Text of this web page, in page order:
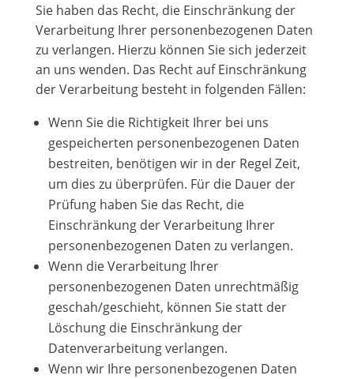
Sie haben das Recht, die Einschränkung der
Verarbeitung Ihrer personenbezogenen Daten
zu verlangen. Hierzu können Sie sich jederzeit
an uns wenden. Das Recht auf Einschränkung
der Verarbeitung besteht in folgenden Fällen:
Wenn Sie die Richtigkeit Ihrer bei uns
gespeicherten personenbezogenen Daten
bestreiten, benötigen wir in der Regel Zeit,
um dies zu überprüfen. Für die Dauer der
Prüfung haben Sie das Recht, die
Einschränkung der Verarbeitung Ihrer
personenbezogenen Daten zu verlangen.
Wenn die Verarbeitung Ihrer
personenbezogenen Daten unrechtmäßig
geschah/geschieht, können Sie statt der
Löschung die Einschränkung der
Datenverarbeitung verlangen.
Wenn wir Ihre personenbezogenen Daten